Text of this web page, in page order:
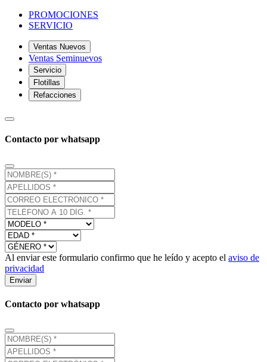
PROMOCIONES
SERVICIO
Ventas Nuevos
Ventas Seminuevos
Servicio
Flotillas
Refacciones
Contacto por whatsapp
Al enviar este formulario confirmo que he leído y acepto el aviso de
privacidad
Enviar
Contacto por whatsapp